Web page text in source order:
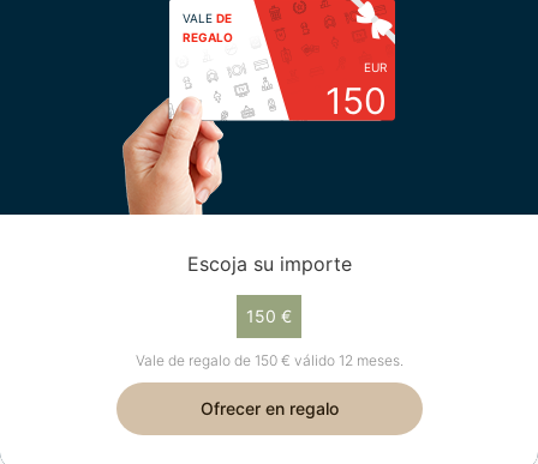
no disponible
VALE DE
REGALO
EUR
150
Escoja su importe
150 €
Vale de regalo de 150 € válido 12 meses.
Ofrecer en regalo